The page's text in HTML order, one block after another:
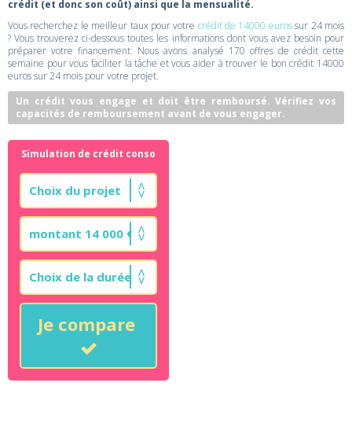
crédit (et donc son coût) ainsi que la mensualité.
Vous recherchez le meilleur taux pour votre crédit de 14000 eurossur 24 mois
? Vous trouverez ci-dessous toutes les informations dont vous avez besoin pour
préparer votre financement. Nous avons analysé 170 offres de crédit cette
semaine pour vous faciliter la tâche et vous aider à trouver le bon crédit 14000
euros sur 24 mois pour votre projet.
Un crédit vous engage et doit être remboursé. Vérifiez vos
capacités de remboursement avant de vous engager.
Simulation de crédit conso
Je compare